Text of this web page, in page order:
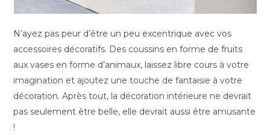
N’ayez pas peur d’être un peu excentrique avec vos
accessoires décoratifs. Des coussins en forme de fruits
aux vases en forme d’animaux, laissez libre cours à votre
imagination et ajoutez une touche de fantaisie à votre
décoration. Après tout, la décoration intérieure ne devrait
pas seulement être belle, elle devrait aussi être amusante
!